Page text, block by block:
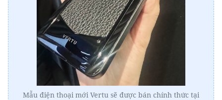
Mẫu điện thoại mới Vertu sẽ được bán chính thức tại